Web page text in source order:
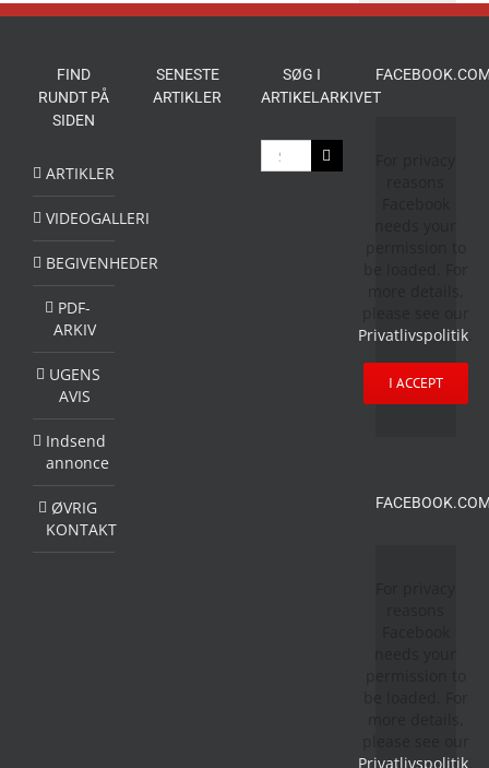
FIND
RUNDT PÅ
SIDEN
ARTIKLER
VIDEOGALLERI
BEGIVENHEDER
PDF-
ARKIV
UGENS
AVIS
Indsend
annonce
ØVRIG
KONTAKT
SENESTE
ARTIKLER
SØG I
ARTIKELARKIVET
Søg
efter:
Privatlivspolitik
I ACCEPT
Privatlivspolitik